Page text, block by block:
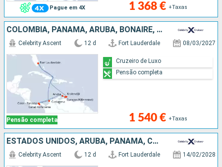
Pague em 4X 1 368 € +Taxas
COLÔMBIA, PANAMA, ARUBA, BONAIRE, ESTADOS UNIDOS
Pensão completa
Celebrity Ascent 12 d Fort Lauderdale 08/03/2027
1 540 € +Taxas
Cruzeiro de Luxo
Pensão completa
ESTADOS UNIDOS, ARUBA, PANAMA, CAIMÃO (ILHAS)
Celebrity Ascent 12 d Fort Lauderdale 14/02/2028